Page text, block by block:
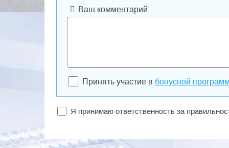
Ваш комментарий:
Принять участие в бонусной
Я принимаю ответственность за